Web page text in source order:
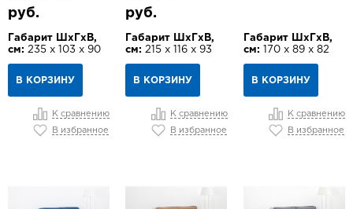
руб.
Габарит ШхГхВ,
см: 235 х 103 х 90
В КОРЗИНУ
К сравнению
В избранное
руб.
Габарит ШхГхВ,
см: 215 х 116 х 93
В КОРЗИНУ
К сравнению
В избранное
Габарит ШхГхВ,
см: 170 х 89 х 82
В КОРЗИНУ
К сравнению
В избранное